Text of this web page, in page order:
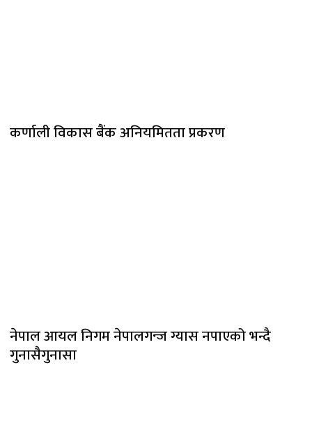
कर्णाली विकास बैंक अनियमितता प्रकरण
नेपाल आयल निगम नेपालगन्ज ग्यास नपाएको भन्दै
गुनासैगुनासा